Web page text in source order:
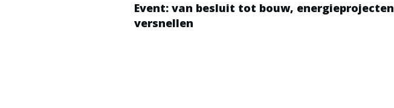
Event: van besluit tot bouw, energieprojecten
versnellen